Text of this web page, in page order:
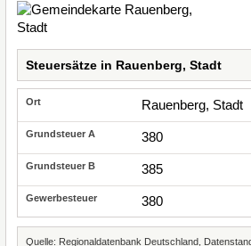
Steuersätze in Rauenberg, Stadt
Rauenberg, Stadt
380
385
380
Quelle: Regionaldatenbank Deutschland,